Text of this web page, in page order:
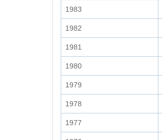
1983
1982
1981
1980
1979
1978
1977